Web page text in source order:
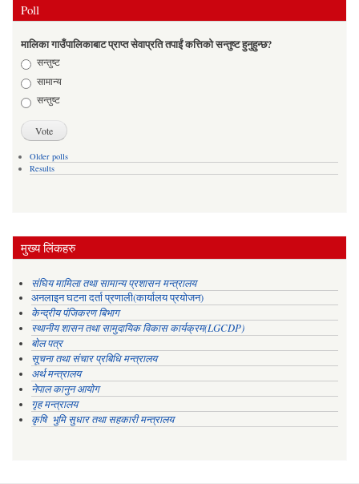
Poll
मालिका गाउँपालिकाबाट प्राप्त सेवाप्रति तपाईं कत्तिको सन्तुष्ट हुनुहुन्छ?
Choices
सन्तुष्ट
सामान्य
सन्तुष्ट
Older polls
Results
मुख्य लिंकहरु
संघिय मामिला तथा सामान्य प्रशासन मन्त्रालय
अनलाइन घटना दर्ता प्रणाली(कार्यालय प्रयोजन)
केन्द्रीय पंजिकरण बिभाग
स्थानीय शासन तथा सामुदायिक विकास कार्यक्रम(LGCDP)
बोल पत्र
सूचना तथा संचार प्रबिधि मन्त्रालय
अर्थ मन्त्रालय
नेपाल कानुन आयोग
गृह मन्त्रालय
कृषि भुमि सुधार तथा सहकारी मन्त्रालय